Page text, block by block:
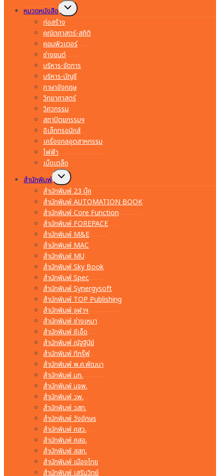
หมวดหนังสือ
Toggle
child
menu
ก่อสร้าง
คณิตศาสตร์-สถิติ
คอมพิวเตอร์
ช่างยนต์
บริหาร-จัดการ
บริหาร-บัญชี
ภาษาอังกฤษ
วิทยาศาสตร์
วิศวกรรม
สถาปัตยกรรมฯ
อิเล็กทรอนิกส์
เครื่องกลอุตสาหกรรม
ไฟฟ้า
เบ็ดเตล็ด
สำนักพิมพ์
Toggle
child
menu
สำนักพิมพ์ 23 บุ๊ค
สำนักพิมพ์ AUTOMATION BOOK
สำนักพิมพ์ Core Function
สำนักพิมพ์ FOREPACE
สำนักพิมพ์ M&E
สำนักพิมพ์ MAC
สำนักพิมพ์ MU
สำนักพิมพ์ Sky Book
สำนักพิมพ์ Spec
สำนักพิมพ์ Synergysoft
สำนักพิมพ์ TOP Publishing
สำนักพิมพ์ จุฬาฯ
สำนักพิมพ์ ช่างเหมา
สำนักพิมพ์ ซีเอ็ด
สำนักพิมพ์ ณัฐฐินีย์
สำนักพิมพ์ ทีกรุ๊ฟ
สำนักพิมพ์ พ.ศ.พัฒนา
สำนักพิมพ์ มก.
สำนักพิมพ์ มจพ.
สำนักพิมพ์ วพ.
สำนักพิมพ์ วสท.
สำนักพิมพ์ วังอักษร
สำนักพิมพ์ ศสว.
สำนักพิมพ์ ศสอ.
สำนักพิมพ์ สสท.
สำนักพิมพ์ เมืองไทย
สำนักพิมพ์ เสริมวิทย์